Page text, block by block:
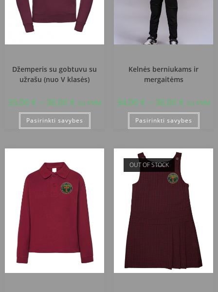
Džemperis su gobtuvu su
užrašu (nuo V klasės)
35,00 € – 36,00 € su PVM
Pasirinkti savybes
Kelnės berniukams ir
mergaitėms
34,00 € – 36,00 € su PVM
Pasirinkti savybes
OUT OF STOCK